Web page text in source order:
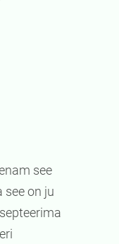
see
see on ju